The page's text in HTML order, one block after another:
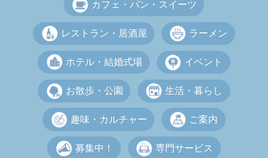
カフェ・パン・スイーツ
レストラン・居酒屋 ラーメン
ホテル・結婚式場 イベント
お散歩・公園 生活・暮らし
趣味・カルチャー ご案内
募集中！ 専門サービス